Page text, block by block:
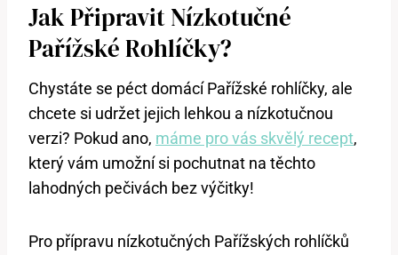
Jak Připravit Nízkotučné
Pařížské Rohlíčky?
Chystáte se péct domácí Pařížské rohlíčky, ale
chcete si udržet jejich lehkou a nízkotučnou
verzi? Pokud ano, máme pro vás skvělý recept,
který vám umožní si pochutnat na těchto
lahodných pečivách bez výčitky!
Pro přípravu nízkotučných Pařížských rohlíčků